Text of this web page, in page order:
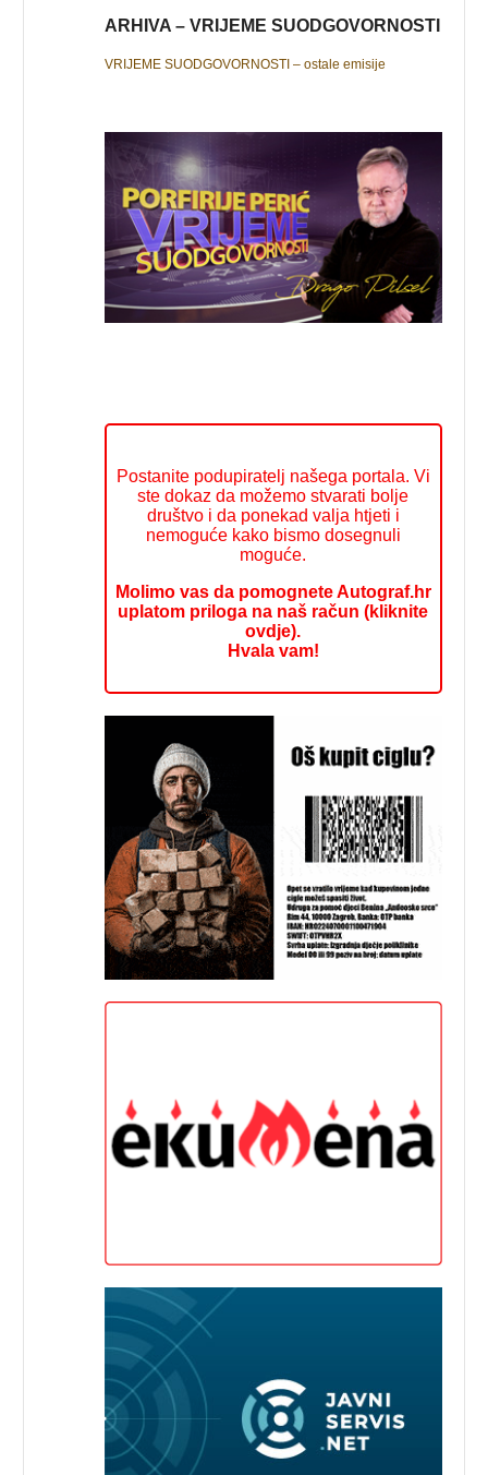
ARHIVA – VRIJEME SUODGOVORNOSTI
VRIJEME SUODGOVORNOSTI – ostale emisije
Postanite podupiratelj našega portala. Vi
ste dokaz da možemo stvarati bolje
društvo i da ponekad valja htjeti i
nemoguće kako bismo dosegnuli
moguće.
Molimo vas da pomognete Autograf.hr
uplatom priloga na naš račun (kliknite
ovdje).
Hvala vam!